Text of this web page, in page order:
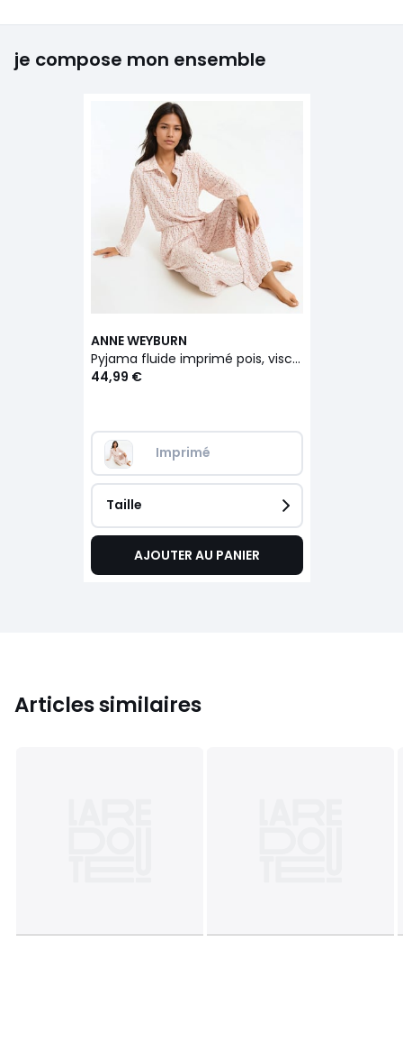
je compose mon ensemble
ANNE WEYBURN
Pyjama fluide imprimé pois, viscose
44,99 €
Imprimé
Taille
AJOUTER AU PANIER
Articles similaires